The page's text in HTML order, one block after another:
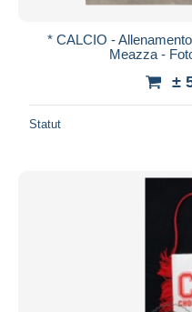
* CALCIO -
Meazza -
±
Statut